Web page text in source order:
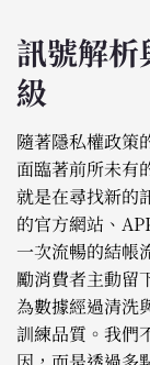
訊號解
級
隨著隱私權政策
面臨著前所未有
就是在尋找新的
的官方網站、
一次流暢的結帳
勵消費者主動
為數據經過清洗
訓練品質。我們